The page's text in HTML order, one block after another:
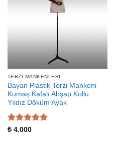
TERZI MANKENLERI
Bayan Plastik Terzi Mankeni
Kumaş Kafalı Ahşap Kollu
Yıldız Döküm Ayak
5 üzerinden
₺4.000